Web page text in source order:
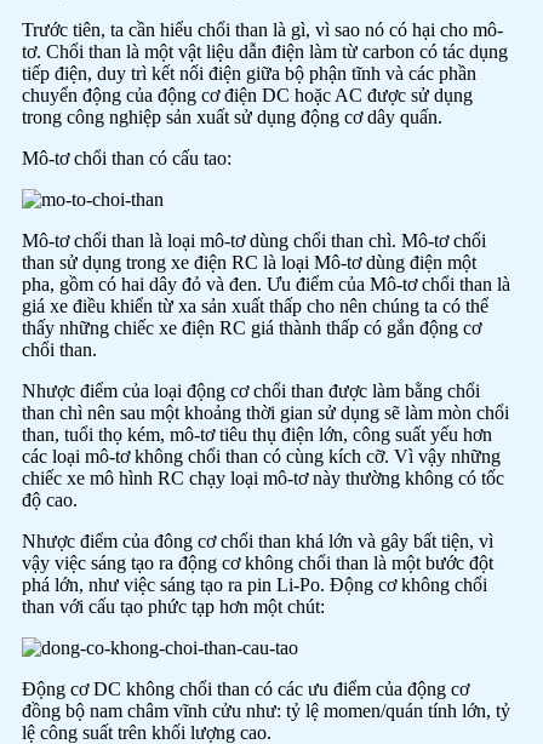
Trước tiên, ta cần hiểu chổi than là gì, vì sao nó có hại cho mô-
tơ. Chổi than là một vật liệu dẫn điện làm từ carbon có tác dụng
tiếp điện, duy trì kết nối điện giữa bộ phận tĩnh và các phần
chuyển động của động cơ điện DC hoặc AC được sử dụng
trong công nghiệp sản xuất sử dụng động cơ dây quấn.
Mô-tơ chổi than có cấu tao:
Mô-tơ chổi than là loại mô-tơ dùng chổi than chì. Mô-tơ chổi
than sử dụng trong xe điện RC là loại Mô-tơ dùng điện một
pha, gồm có hai dây đỏ và đen. Ưu điểm của Mô-tơ chổi than là
giá xe điều khiển từ xa sản xuất thấp cho nên chúng ta có thể
thấy những chiếc xe điện RC giá thành thấp có gắn động cơ
chổi than.
Nhược điểm của loại động cơ chổi than được làm bằng chổi
than chì nên sau một khoảng thời gian sử dụng sẽ làm mòn chổi
than, tuổi thọ kém, mô-tơ tiêu thụ điện lớn, công suất yếu hơn
các loại mô-tơ không chổi than có cùng kích cỡ. Vì vậy những
chiếc xe mô hình RC chạy loại mô-tơ này thường không có tốc
độ cao.
Nhược điểm của đông cơ chổi than khá lớn và gây bất tiện, vì
vậy việc sáng tạo ra động cơ không chổi than là một bước đột
phá lớn, như việc sáng tạo ra pin Li-Po. Động cơ không chổi
than với cấu tạo phức tạp hơn một chút:
Động cơ DC không chổi than có các ưu điểm của động cơ
đồng bộ nam châm vĩnh cửu như: tỷ lệ momen/quán tính lớn, tỷ
lệ công suất trên khối lượng cao.